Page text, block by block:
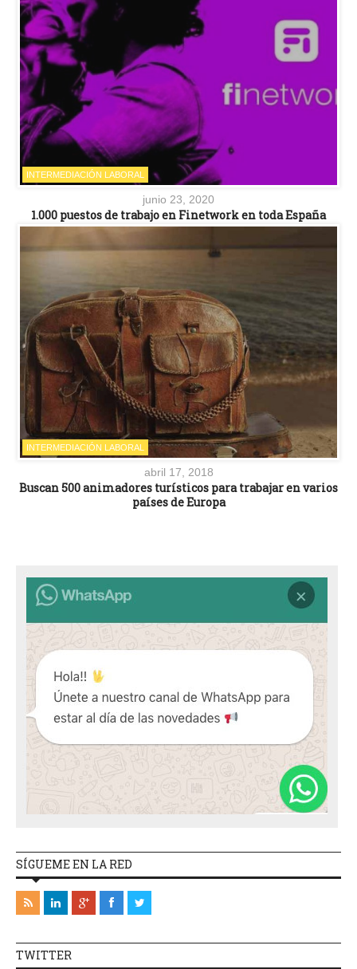
INTERMEDIACIÓN LABORAL
junio 23, 2020
1.000 puestos de trabajo en Finetwork en toda España
INTERMEDIACIÓN LABORAL
abril 17, 2018
Buscan 500 animadores turísticos para trabajar en varios
países de Europa
SÍGUEME EN LA RED
TWITTER